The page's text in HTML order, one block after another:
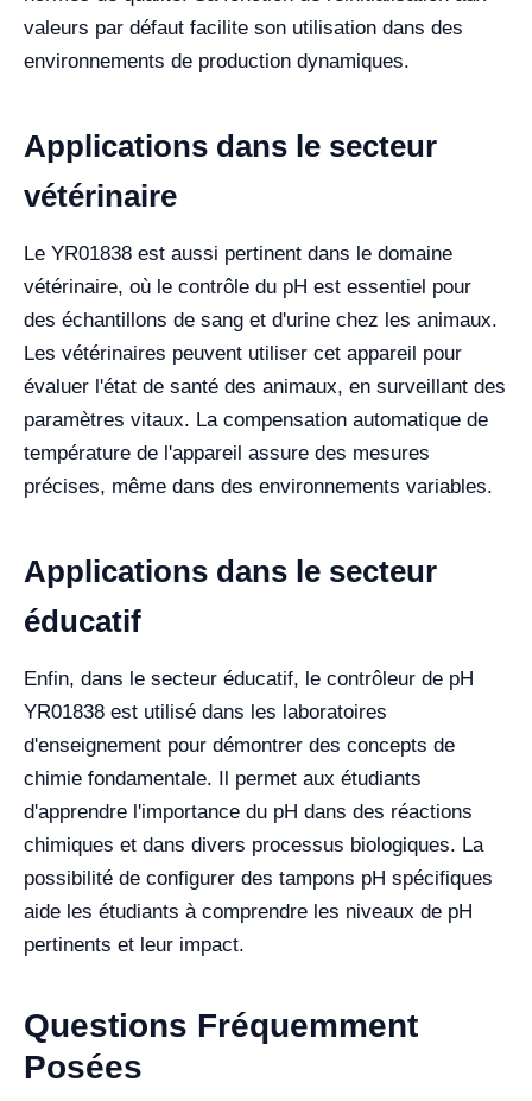
valeurs par défaut facilite son utilisation dans des
environnements de production dynamiques.
Applications dans le secteur
vétérinaire
Le YR01838 est aussi pertinent dans le domaine
vétérinaire, où le contrôle du pH est essentiel pour
des échantillons de sang et d'urine chez les animaux.
Les vétérinaires peuvent utiliser cet appareil pour
évaluer l'état de santé des animaux, en surveillant des
paramètres vitaux. La compensation automatique de
température de l'appareil assure des mesures
précises, même dans des environnements variables.
Applications dans le secteur
éducatif
Enfin, dans le secteur éducatif, le contrôleur de pH
YR01838 est utilisé dans les laboratoires
d'enseignement pour démontrer des concepts de
chimie fondamentale. Il permet aux étudiants
d'apprendre l'importance du pH dans des réactions
chimiques et dans divers processus biologiques. La
possibilité de configurer des tampons pH spécifiques
aide les étudiants à comprendre les niveaux de pH
pertinents et leur impact.
Questions Fréquemment
Posées